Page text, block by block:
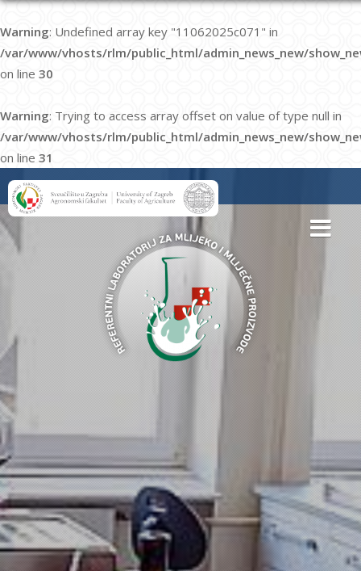
Warning: Undefined array key "11062025c071" in
/var/www/vhosts/rlm/public_html/admin_news_new/
on line 30
Warning: Trying to access array offset on value of type null in
/var/www/vhosts/rlm/public_html/admin_news_new/
on line 31